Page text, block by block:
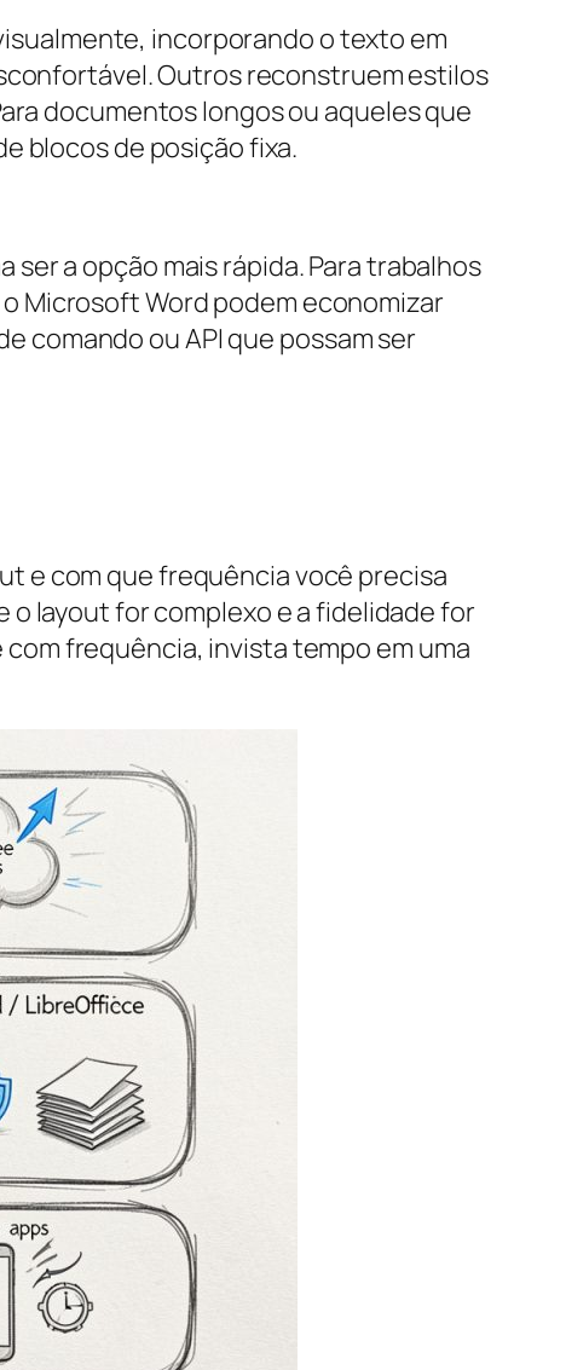
incorporando o texto em
Outros reconstruem estilos
documentos longos ou aqueles que
blocos de posição fixa.
a opção mais rápida. Para trabalhos
Microsoft Word podem economizar
comando ou API que possam ser
e com que frequência você precisa
layout for complexo e a fidelidade for
frequência, invista tempo em uma